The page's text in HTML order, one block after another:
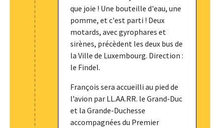
que joie ! Une bouteille d'eau, une
pomme, et c'est parti ! Deux
motards, avec gyrophares et
sirènes, précèdent les deux bus de
la Ville de Luxembourg. Direction :
le Findel.
François sera accueilli au pied de
l’avion par LL.AA.RR. le Grand-Duc
et la Grande-Duchesse
accompagnées du Premier